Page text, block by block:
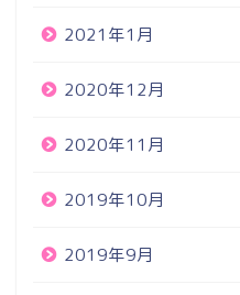
2021年1月
2020年12月
2020年11月
2019年10月
2019年9月